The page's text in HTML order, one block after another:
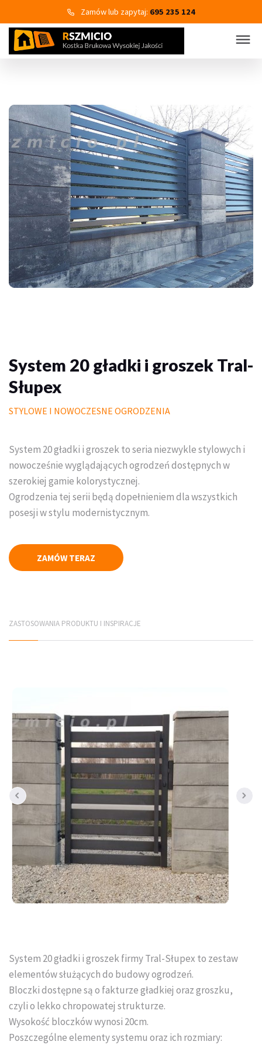
Zamów lub zapytaj: 695 235 124
PRODUKTY
Wszystkie kategorie produktów
Kostka brukowa
Eko Bruk
Płyty tarasowo-chodnikowe
Obrzeża dekoracyjne
Palisady
Mała architektura ogrodowa
Piasek polimerowy
Wymarzony trawnik
Outlet
Trawa w rolce PREMIUM
Płyty elewacyjne
Mury betonowe
Elementy infrastruktury drogowej
Galabeton Śląsk
Polbruk Śląsk
Combet Śląsk
Tral-Słupex Śląsk
BRUK SA Śląsk
KOST-BET Śląsk
Bruk Sp. z o.o. Śląsk
KONTAKT
O FIRMIE
USŁUGI BRUKARSKIE
System 20 gładki i groszek Tral-
Słupex
STYLOWE I NOWOCZESNE OGRODZENIA
System 20 gładki i groszek to seria niezwykle stylowych i
nowocześnie wyglądających ogrodzeń dostępnych w
szerokiej gamie kolorystycznej.
Ogrodzenia tej serii będą dopełnieniem dla wszystkich
posesji w stylu modernistycznym.
ZAMÓW TERAZ
ZASTOSOWANIA PRODUKTU I INSPIRACJE
System 20 gładki i groszek firmy Tral-Słupex to zestaw
elementów służących do budowy ogrodzeń.
Bloczki dostępne są o fakturze gładkiej oraz groszku,
czyli o lekko chropowatej strukturze.
Wysokość bloczków wynosi 20cm.
Poszczególne elementy systemu oraz ich rozmiary: